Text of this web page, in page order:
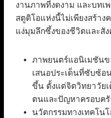
งานภาพที่งดงาม และบทเ
สตูดิโอแห่งนี้ไม่เพียงสร้า
แง่มุมลึกซึ้งของชีวิตและสัง
ภาพยนตร์แอนิเมชัน
เสนอประเด็นที่ซับซ้อ
ขึ้น ตั้งแต่จิตวิทยาวัย
ตนและปัญหาครอบครั
นวัตกรรมทางเทคโน